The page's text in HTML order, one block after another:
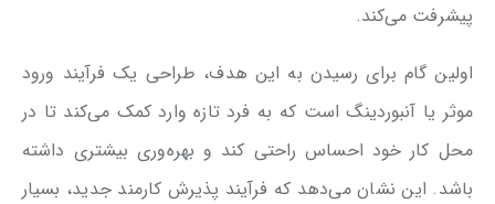
پیشرفت می‌کند.
اولین گام برای رسیدن به این هدف، طراحی یک فرآیند ورود
موثر یا آنبوردینگ است که به فرد تازه وارد کمک می‌کند تا در
محل کار خود احساس راحتی کند و بهره‌وری بیشتری داشته
باشد. این نشان می‌دهد که فرآیند پذیرش کارمند جدید، بسیار